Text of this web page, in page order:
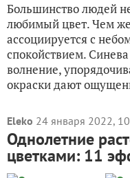
Большинство людей
любимый цвет. Чем
ассоциируется с
спокойствием.
волнение,
окраски дают
Eleko 24 января 2022,
Однолетние
цветками: 11